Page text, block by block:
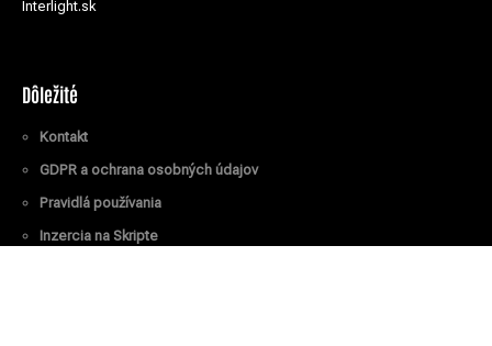
Interlight.sk
Dôležité
Kontakt
GDPR a ochrana osobných údajov
Pravidlá používania
Inzercia na Skripte